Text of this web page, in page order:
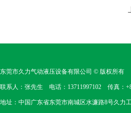
东莞市久力气动液压设备有限公司 © 版权所有
联系人：张先生 电话：13711997102 传真：
地址：中国广东省东莞市南城区水濂路8号久力